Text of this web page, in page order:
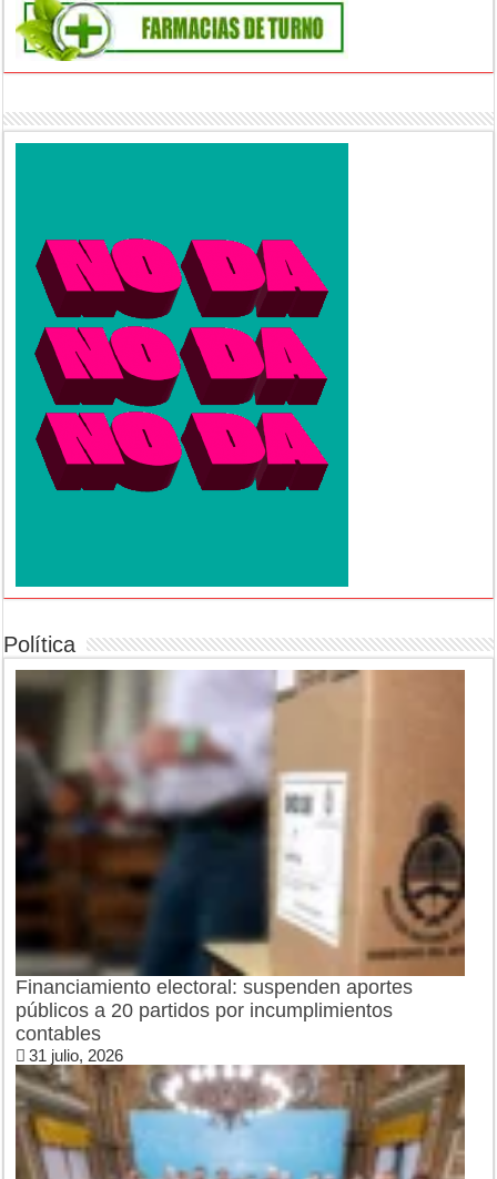
Política
Financiamiento electoral: suspenden aportes
públicos a 20 partidos por incumplimientos
contables
31 julio, 2026